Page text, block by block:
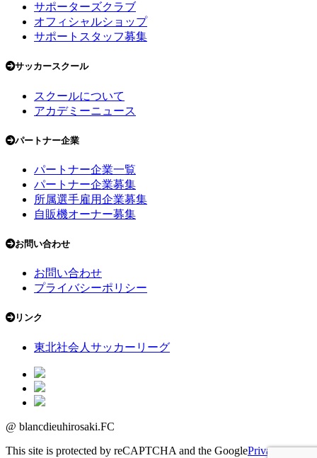
サポーターズクラブ
オフィシャルショップ
サポートスタッフ募集
サッカースクール
スクールについて
アカデミーニュース
パートナー企業
パートナー企業一覧
パートナー企業募集
所属選手雇用企業募集
自販機オーナー募集
お問い合わせ
お問い合わせ
プライバシーポリシー
リンク
東北社会人サッカーリーグ
@ blancdieuhirosaki.FC
This site is protected by reCAPTCHA and the GooglePrivacy